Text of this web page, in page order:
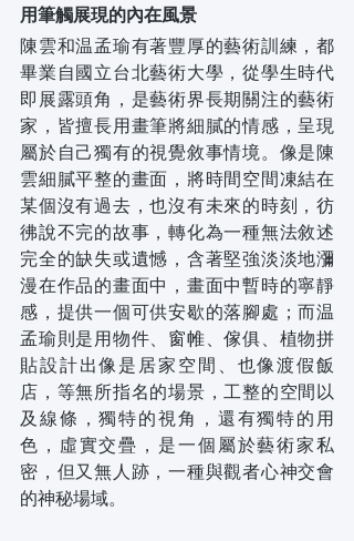
用筆觸展現的內在風景
陳雲和温孟瑜有著豐厚的藝術訓練，都
畢業自國立台北藝術大學，從學生時代
即展露頭角，是藝術界長期關注的藝術
家，皆擅長用畫筆將細膩的情感，呈現
屬於自己獨有的視覺敘事情境。像是陳
雲細膩平整的畫面，將時間空間凍結在
某個沒有過去，也沒有未來的時刻，彷
彿說不完的故事，轉化為一種無法敘述
完全的缺失或遺憾，含著堅強淡淡地瀰
漫在作品的畫面中，畫面中暫時的寧靜
感，提供一個可供安歇的落腳處；而温
孟瑜則是用物件、窗帷、傢俱、植物拼
貼設計出像是居家空間、也像渡假飯
店，等無所指名的場景，工整的空間以
及線條，獨特的視角，還有獨特的用
色，虛實交疊，是一個屬於藝術家私
密，但又無人跡，一種與觀者心神交會
的神秘場域。